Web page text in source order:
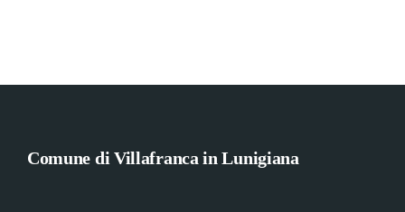
Comune di Villafranca in Lunigiana